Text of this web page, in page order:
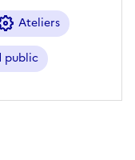
Ateliers
public